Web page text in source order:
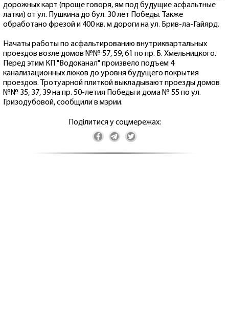
дорожных карт (проще говоря, ям под будущие асфальтные
латки) от ул. Пушкина до бул. 30 лет Победы. Также
обработано фрезой и 400 кв. м дороги на ул. Брив-ла-Гайярд.
Начаты работы по асфальтированию внутриквартальных
проездов возле домов №№ 57, 59, 61 по пр. Б. Хмельницкого.
Перед этим КП "Водоканал" произвело подъем 4
канализационных люков до уровня будущего покрытия
проездов. Тротуарной плиткой выкладывают проезды домов
№№ 35, 37, 39 на пр. 50-летия Победы и дома № 55 по ул.
Гризодубовой, сообщили в мэрии.
Поділитися у соцмережах: